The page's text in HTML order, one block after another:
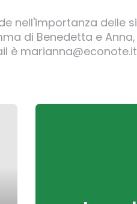
nell'importanza delle
di Benedetta e
è marianna@econote.it